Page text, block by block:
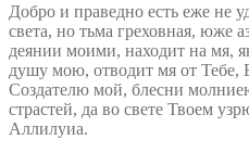
Добро и праведно есть еже не
света, но тьма греховная, юже
деянии моими, находит на мя,
душу мою, отводит мя от Тебе,
Создателю мой, блесни
страстей, да во свете Твоем
Аллилуиа.